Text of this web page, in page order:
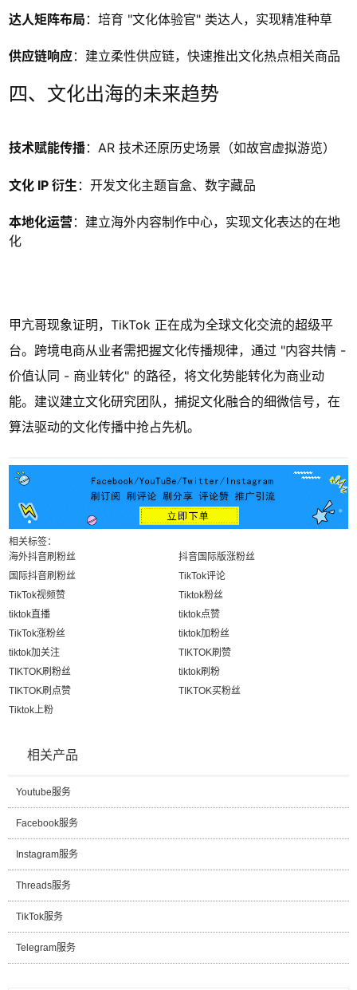
达人矩阵布局 ：培育 "文化体验官" 类达人，实现精准种草
供应链响应：建立柔性供应链，快速推出文化热点相关商品
四、文化出海的未来趋势
技术赋能传播：AR 技术还原历史场景（如故宫虚拟游览）
文化 IP 衍生 ：开发文化主题盲盒、数字藏品
本地化运营：建立海外内容制作中心，实现文化表达的在地
化
甲亢哥现象证明，TikTok 正在成为全球文化交流的超级平
台。跨境电商从业者需把握文化传播规律，通过 "内容共情 -
价值认同 - 商业转化" 的路径，将文化势能转化为商业动
能。建议建立文化研究团队，捕捉文化融合的细微信号，在
算法驱动的文化传播中抢占先机。
相关标签：
海外抖音刷粉丝
抖音国际版涨粉丝
国际抖音刷粉丝
TikTok评论
TikTok视频赞
Tiktok粉丝
tiktok直播
tiktok点赞
TikTok涨粉丝
tiktok加粉丝
tiktok加关注
TIKTOK刷赞
TIKTOK刷粉丝
tiktok刷粉
TIKTOK刷点赞
TIKTOK买粉丝
Tiktok上粉
相关产品
Youtube服务
Facebook服务
Instagram服务
Threads服务
TikTok服务
Telegram服务